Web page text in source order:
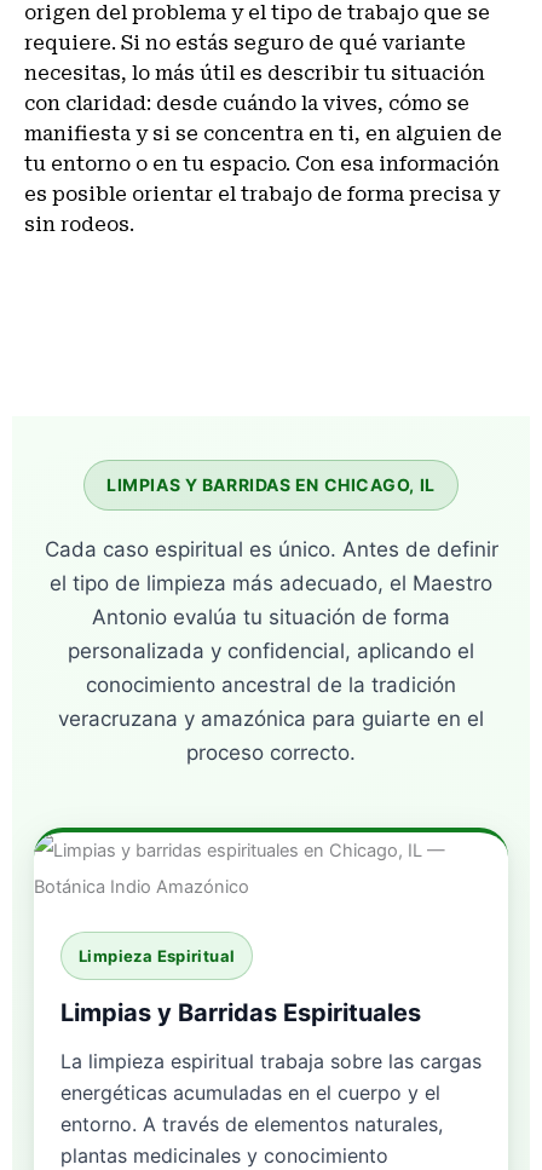
origen del problema y el tipo de trabajo que se
requiere. Si no estás seguro de qué variante
necesitas, lo más útil es describir tu situación
con claridad: desde cuándo la vives, cómo se
manifiesta y si se concentra en ti, en alguien de
tu entorno o en tu espacio. Con esa información
es posible orientar el trabajo de forma precisa y
sin rodeos.
LIMPIAS Y BARRIDAS EN CHICAGO, IL
Cada caso espiritual es único. Antes de definir
el tipo de limpieza más adecuado, el Maestro
Antonio evalúa tu situación de forma
personalizada y confidencial, aplicando el
conocimiento ancestral de la tradición
veracruzana y amazónica para guiarte en el
proceso correcto.
Limpieza Espiritual
Limpias y Barridas Espirituales
La limpieza espiritual trabaja sobre las cargas
energéticas acumuladas en el cuerpo y el
entorno. A través de elementos naturales,
plantas medicinales y conocimiento